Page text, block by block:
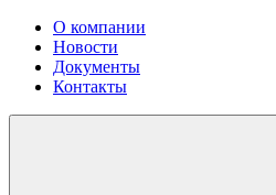
О компании
Новости
Документы
Контакты